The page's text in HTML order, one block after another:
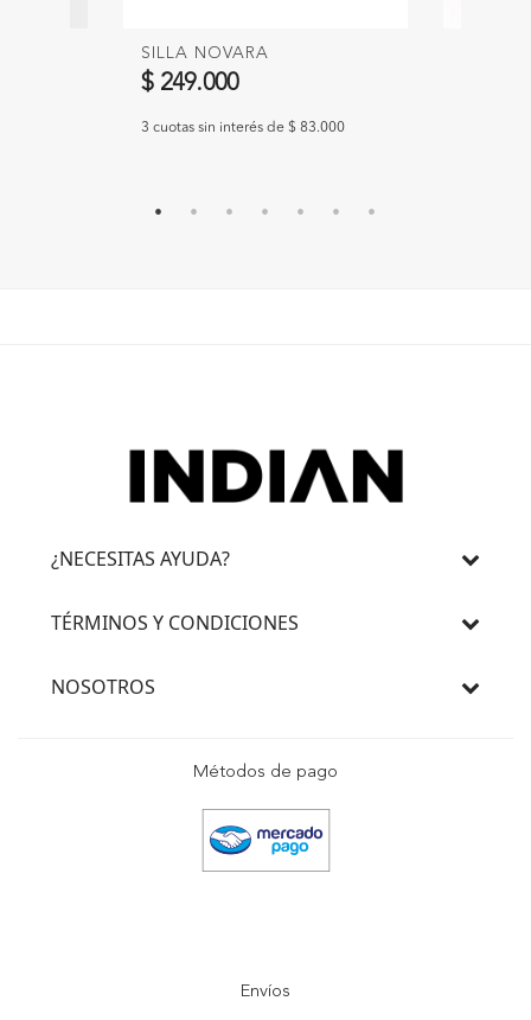
SILLA NOVARA
$ 249.000
3 cuotas sin interés de $ 83.000
¿NECESITAS AYUDA?
TÉRMINOS Y CONDICIONES
NOSOTROS
Métodos de pago
Envíos